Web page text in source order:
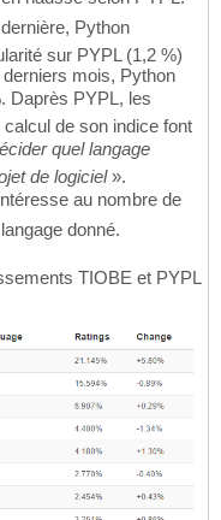
Python
sur PYPL (1,2 %)
mois, Python
PYPL, les
de son indice font
quel langage
de logiciel».
au nombre de
donné.
TIOBE et PYPL